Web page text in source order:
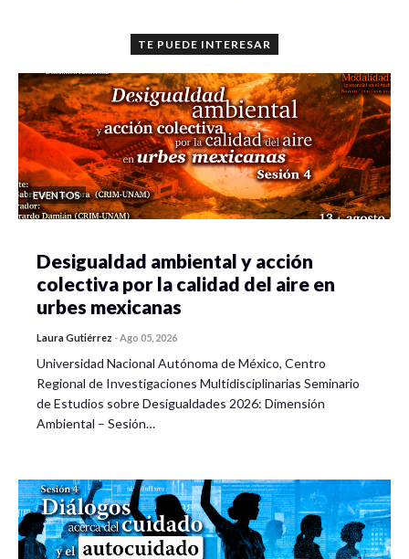
TE PUEDE INTERESAR
EVENTOS
Desigualdad ambiental y acción
colectiva por la calidad del aire en
urbes mexicanas
Laura Gutiérrez -Ago 05, 2026
Universidad Nacional Autónoma de México, Centro
Regional de Investigaciones Multidisciplinarias Seminario
de Estudios sobre Desigualdades 2026: Dimensión
Ambiental – Sesión…